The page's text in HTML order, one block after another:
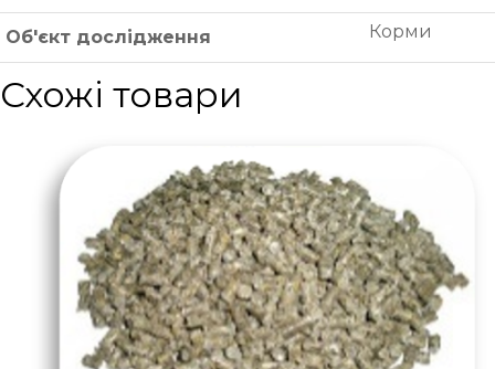
Об'єкт дослідження Корми
Схожі товари